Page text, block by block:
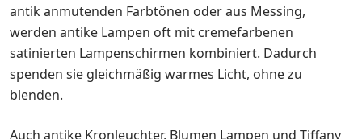
antik anmutenden Farbtönen oder aus Messing,
werden antike Lampen oft mit cremefarbenen
satinierten Lampenschirmen kombiniert. Dadurch
spenden sie gleichmäßig warmes Licht, ohne zu
blenden.
Auch antike Kronleuchter, Blumen Lampen und Tiffany